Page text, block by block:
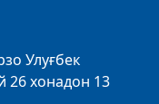
Улуғбек
26 хонадон 13